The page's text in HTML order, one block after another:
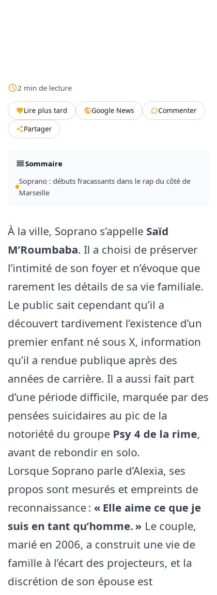
2 min de lecture
Lire plus tard Google News
Commenter
Partager
Sommaire
Soprano : débuts fracassants dans le rap du côté de
Marseille
À la ville, Soprano s’appelle Saïd
M’Roumbaba. Il a choisi de préserver
l’intimité de son foyer et n’évoque que
rarement les détails de sa vie familiale.
Le public sait cependant qu’il a
découvert tardivement l’existence d’un
premier enfant né sous X, information
qu’il a rendue publique après des
années de carrière. Il a aussi fait part
d’une période difficile, marquée par des
pensées suicidaires au pic de la
notoriété du groupe Psy 4 de la rime,
avant de rebondir en solo.
Lorsque Soprano parle d’Alexia, ses
propos sont mesurés et empreints de
reconnaissance : « Elle aime ce que je
suis en tant qu’homme. » Le couple,
marié en 2006, a construit une vie de
famille à l’écart des projecteurs, et la
discrétion de son épouse est